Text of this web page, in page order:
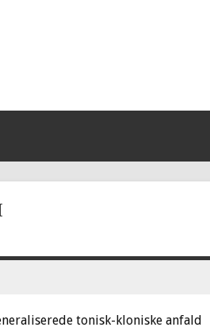
tonisk-kloniske anfald